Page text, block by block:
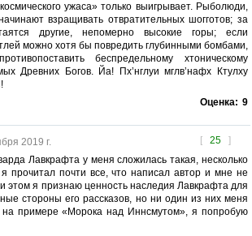
ужаса» только выигрывает. Рыболюди,
взращивать отвратительных шогготов; за
другие, непомерно высокие горы; если
можно хотя бы повредить глубинными бомбами,
беспредельному хтоническому
Древних Богов. Йа! Пх’нглуи мглв’нафх Ктулху
Оценка: 9
[ 25 ]
2019 г.
Лавкрафта у меня сложилась такая, несколько
прочитал почти все, что написал автор и мне не
этом я признаю ценность наследия Лавкрафта для
стороны его рассказов, но ни один из них меня
примере «Морока над Иннсмутом», я попробую